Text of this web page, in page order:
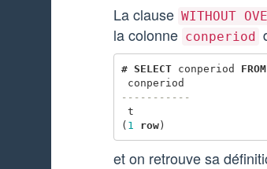
La clause WITHOUT
la colonne conperiod
# SELECT conperiod FROM
conperiod
-----------
t
( 1 row)
et on retrouve sa